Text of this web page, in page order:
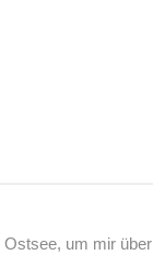
um mir über